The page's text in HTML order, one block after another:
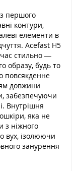
першого
контури,
елементи в
Acefast H5
стильно —
образу, будь то
повсякденне
довжини
забезпечуючи
Внутрішня
яка не
з ніжного
вух, ізолюючи
занурення